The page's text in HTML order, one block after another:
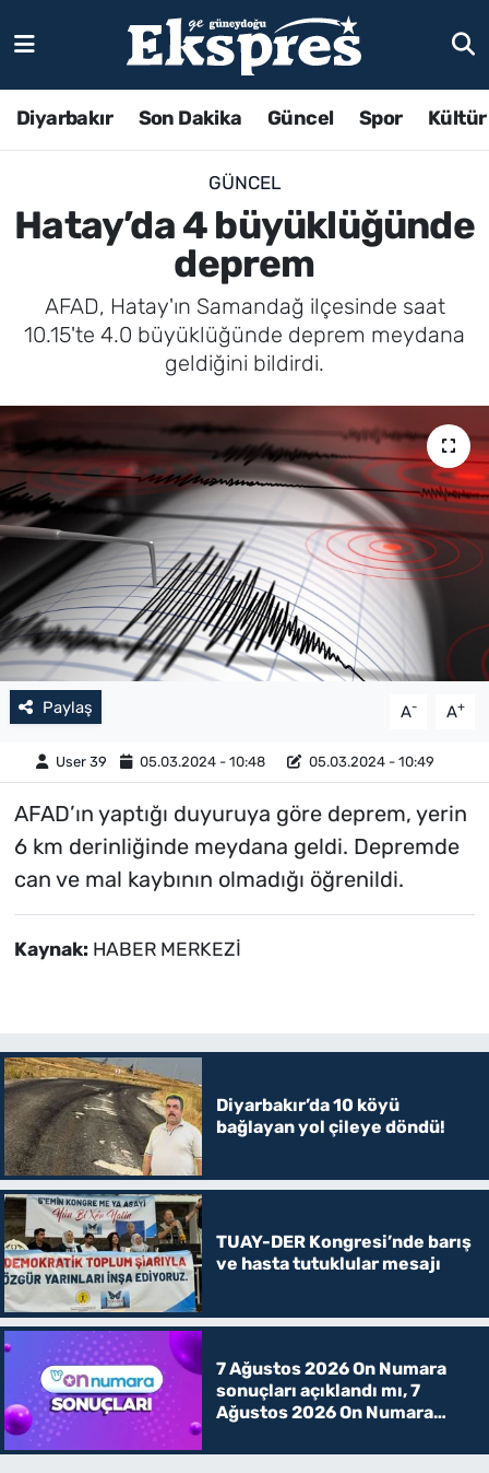
Diyarbakır Son Dakika Güncel Spor
GÜNCEL
Hatay’da 4 büyüklüğünde
deprem
AFAD, Hatay'ın Samandağ ilçesinde saat
10.15'te 4.0 büyüklüğünde deprem meydana
geldiğini bildirdi.
Paylaş A- A+
User 39 05.03.2024 - 10:48 05.03.2024 - 10:49
AFAD’ın yaptığı duyuruya göre deprem, yerin
6 km derinliğinde meydana geldi. Depremde
can ve mal kaybının olmadığı öğrenildi.
Kaynak: HABER MERKEZİ
Diyarbakır’da 10 köyü
bağlayan yol çileye döndü!
TUAY-DER Kongresi’nde barış
ve hasta tutuklular mesajı
7 Ağustos 2026 On Numara
sonuçları açıklandı mı, 7
Ağustos 2026 On Numara